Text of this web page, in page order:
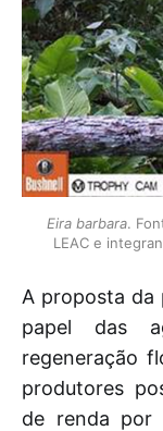
Eira barbara.
LEAC e
A proposta da
papel das
regeneração
produtores
de renda por